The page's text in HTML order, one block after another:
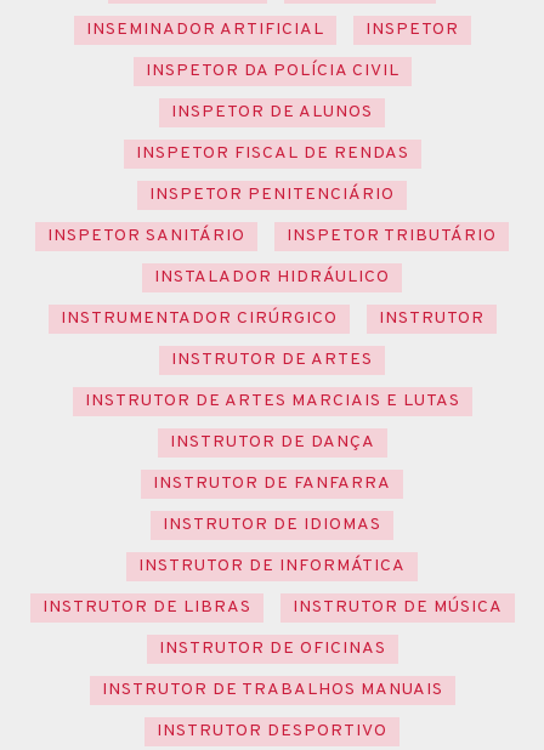
INSEMINADOR ARTIFICIAL
INSPETOR
INSPETOR DA POLÍCIA CIVIL
INSPETOR DE ALUNOS
INSPETOR FISCAL DE RENDAS
INSPETOR PENITENCIÁRIO
INSPETOR SANITÁRIO
INSPETOR TRIBUTÁRIO
INSTALADOR HIDRÁULICO
INSTRUMENTADOR CIRÚRGICO
INSTRUTOR
INSTRUTOR DE ARTES
INSTRUTOR DE ARTES MARCIAIS E LUTAS
INSTRUTOR DE DANÇA
INSTRUTOR DE FANFARRA
INSTRUTOR DE IDIOMAS
INSTRUTOR DE INFORMÁTICA
INSTRUTOR DE LIBRAS
INSTRUTOR DE MÚSICA
INSTRUTOR DE OFICINAS
INSTRUTOR DE TRABALHOS MANUAIS
INSTRUTOR DESPORTIVO